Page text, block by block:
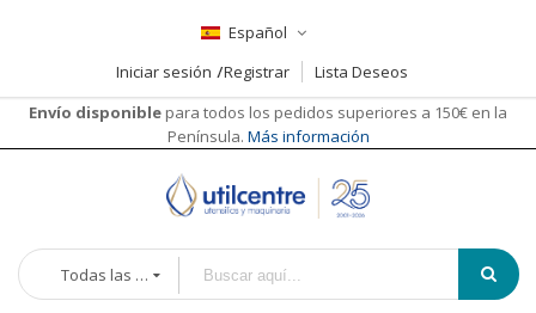
Español
Iniciar sesión
Registrar
Lista Deseos
Envío disponible para todos los pedidos superiores a 150€ en la
Península. Más información
Todas las categorías